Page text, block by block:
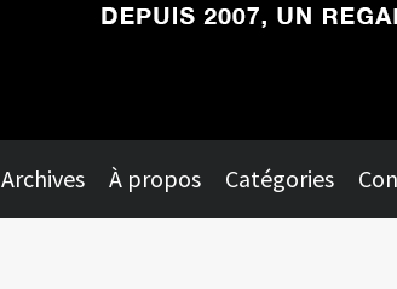
Archives À propos Catégories